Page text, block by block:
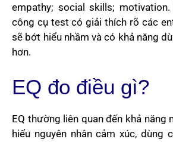
empathy; social skills;
công cụ test có giải thích rõ các
sẽ bớt hiểu nhầm và có khả năng
hơn.
EQ đo điều gì?
EQ thường liên quan đến khả năng
hiểu nguyên nhân cảm xúc, dùng